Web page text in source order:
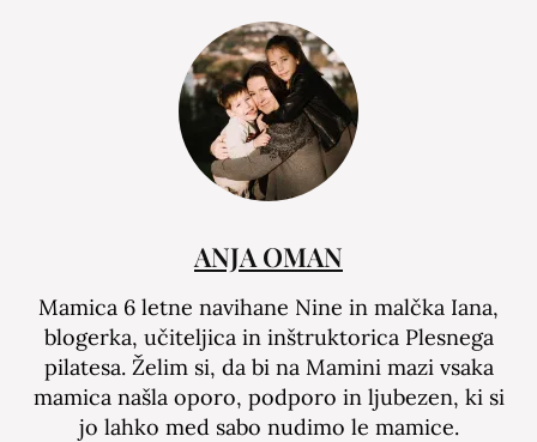
ANJA OMAN
Mamica 6 letne navihane Nine in malčka Iana,
blogerka, učiteljica in inštruktorica Plesnega
pilatesa. Želim si, da bi na Mamini mazi vsaka
mamica našla oporo, podporo in ljubezen, ki si
jo lahko med sabo nudimo le mamice.